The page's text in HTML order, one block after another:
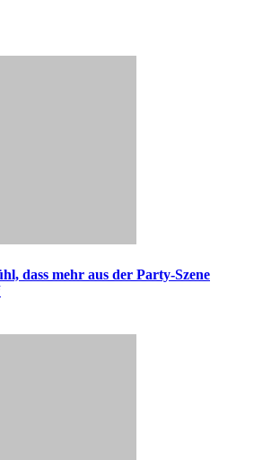
dass mehr aus der Party-Szene